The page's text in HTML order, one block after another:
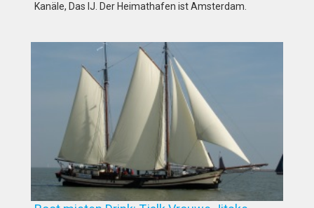
Kanäle, Das IJ. Der Heimathafen ist Amsterdam.